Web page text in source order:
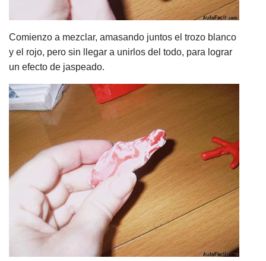
Comienzo a mezclar, amasando juntos el trozo blanco
y el rojo, pero sin llegar a unirlos del todo, para lograr
un efecto de jaspeado.